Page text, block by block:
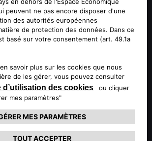
forme et où nos rêves deviennent
célèbres “Autonis Design Awards” a
en 12 catégories. Alfa Romeo a dominé
Giulia a gagné dans le groupe des
avec 66,4% de voix et le nouveau
dans la catégorie des "grands
terrain" avec 39,7% de vote. Un autre
qui démontre la beauté captivante et